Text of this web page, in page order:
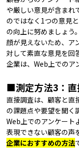
や厳しい意見が含まれ
のではなく1つの意見
の向上に努めましょう
顔が見えないため、ア
対して素直な意見を回
企業は、Web上でのア
■測定方法3：直
直接調査は、顧客と直
の課題点や要望を聞く
Web上でのアンケート
表現できない顧客の声
企業におすすめの方法